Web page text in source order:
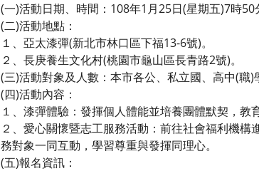
(一)活動日期、時間：108年1月25日(星期五)7時50
(二)活動地點：
１、亞太漆彈(新北市林口區下福13-6號)。
２、長庚養生文化村(桃園市龜山區長青路2號)。
(三)活動對象及人數：本市各公、私立國、高中(職)
(四)活動內容：
１、漆彈體驗：發揮個人體能並培養團體默契，教
２、愛心關懷暨志工服務活動：前往社會福利機
務對象一同互動，學習尊重與發揮同理心。
(五)報名資訊：